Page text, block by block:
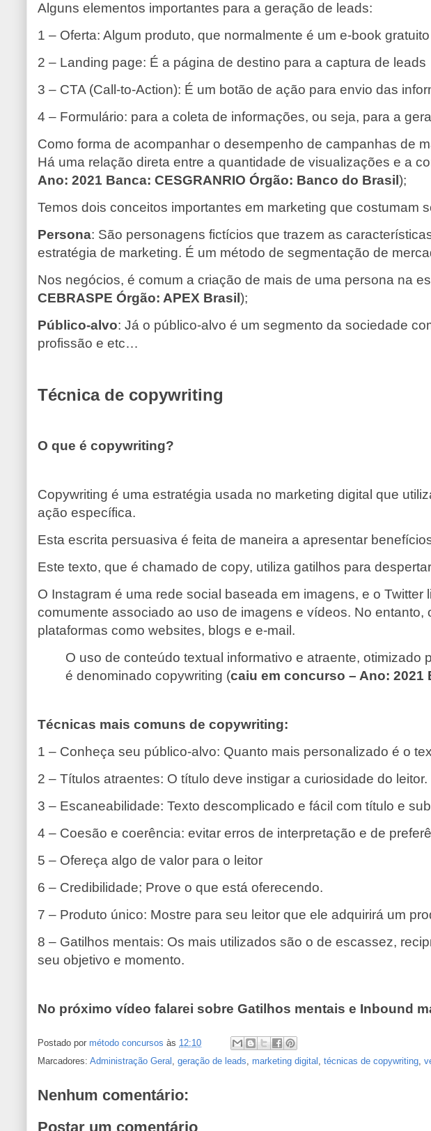
Alguns elementos importantes para a geração de leads:
1 – Oferta: Algum produto, que normalmente é um e-book
2 – Landing page: É a página de destino para a captura de leads
3 – CTA (Call-to-Action): É um botão de ação para envio das
4 – Formulário: para a coleta de informações, ou seja, para a
Como forma de acompanhar o desempenho de campanhas de
Há uma relação direta entre a quantidade de visualizações e a
Ano: 2021 Banca: CESGRANRIO Órgão: Banco do Brasil );
Temos dois conceitos importantes em marketing que costumam
Persona: São personagens fictícios que trazem as
estratégia de marketing. É um método de segmentação de
Nos negócios, é comum a criação de mais de uma persona na
CEBRASPE Órgão: APEX Brasil );
Público-alvo: Já o público-alvo é um segmento da sociedade
profissão e etc…
Técnica de copywriting
O que é copywriting?
Copywriting é uma estratégia usada no marketing digital que
ação específica.
Esta escrita persuasiva é feita de maneira a apresentar
Este texto, que é chamado de copy, utiliza gatilhos para
O Instagram é uma rede social baseada em imagens, e o
comumente associado ao uso de imagens e vídeos. No
plataformas como websites, blogs e e-mail.
O uso de conteúdo textual informativo e atraente,
é denominado copywriting (caiu em concurso – Ano: 2021
Técnicas mais comuns de copywriting:
1 – Conheça seu público-alvo: Quanto mais personalizado é o
2 – Títulos atraentes: O título deve instigar a curiosidade do leitor.
3 – Escaneabilidade: Texto descomplicado e fácil com título e
4 – Coesão e coerência: evitar erros de interpretação e de
5 – Ofereça algo de valor para o leitor
6 – Credibilidade; Prove o que está oferecendo.
7 – Produto único: Mostre para seu leitor que ele adquirirá um
8 – Gatilhos mentais: Os mais utilizados são o de escassez,
seu objetivo e momento.
No próximo vídeo falarei sobre Gatilhos mentais e Inbound
Postado por método concursos às 12:10
Marcadores: Administração Geral , geração de leads, marketing digital , técnicas de copywriting,
Nenhum comentário:
Postar um comentário